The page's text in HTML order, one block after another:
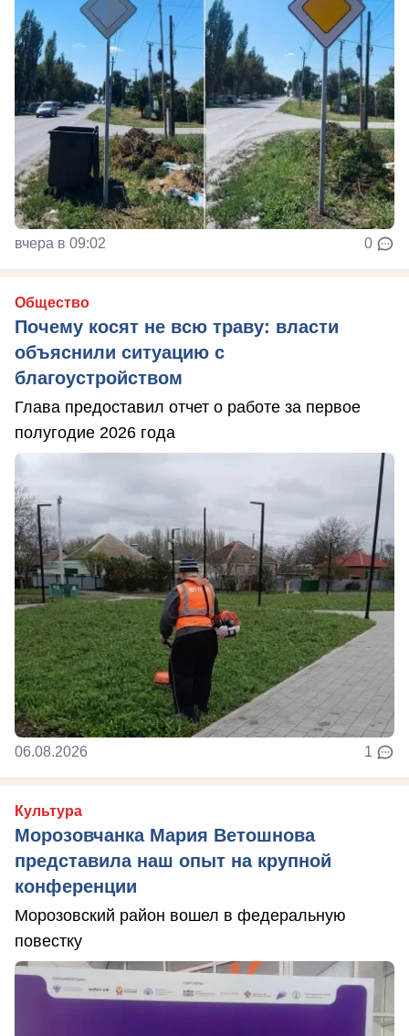
вчера в 09:02 0
Общество
Почему косят не всю траву: власти
объяснили ситуацию с
благоустройством
Глава предоставил отчет о работе за первое
полугодие 2026 года
06.08.2026 1
Культура
Морозовчанка Мария Ветошнова
представила наш опыт на крупной
конференции
Морозовский район вошел в федеральную
повестку